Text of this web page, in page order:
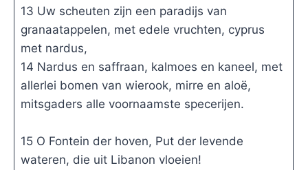
13 Uw scheuten zijn een paradijs van
granaatappelen, met edele vruchten, cyprus
met nardus,
14 Nardus en saffraan, kalmoes en kaneel, met
allerlei bomen van wierook, mirre en aloë,
mitsgaders alle voornaamste specerijen.
15 O Fontein der hoven, Put der levende
wateren, die uit Libanon vloeien!